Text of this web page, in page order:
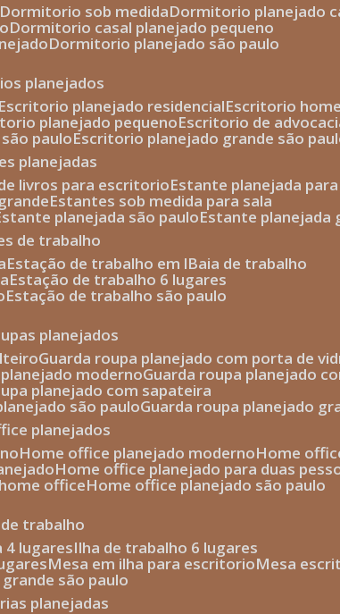
dormitorio sob medida dormitorio planejado
dormitorio casal planejado pequeno
dormitorio planejado são paulo
planejados
escritorio planejado residencial escritorio
planejado pequeno escritorio de
paulo escritorio planejado grande são
planejadas
livros para escritorio estante planejada
estantes sob medida para sala
estante planejada são paulo estante planejada
de trabalho
estação de trabalho em l baia de trabalho
estação de trabalho 6 lugares
estação de trabalho são paulo
planejados
guarda roupa planejado com porta de
planejado moderno guarda roupa planejado
planejado com sapateira
são paulo
guarda roupa planejado
planejados
home office planejado moderno home
home office planejado para duas
office home office planejado são paulo
de trabalho
4 lugares ilha de trabalho 6 lugares
mesa em ilha para escritorio mesa
são paulo
planejadas